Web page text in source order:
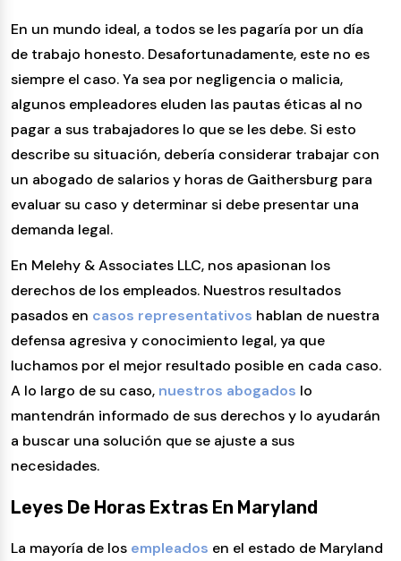
En un mundo ideal, a todos se les pagaría por un día
de trabajo honesto. Desafortunadamente, este no es
siempre el caso. Ya sea por negligencia o malicia,
algunos empleadores eluden las pautas éticas al no
pagar a sus trabajadores lo que se les debe. Si esto
describe su situación, debería considerar trabajar con
un abogado de salarios y horas de Gaithersburg para
evaluar su caso y determinar si debe presentar una
demanda legal.
En Melehy & Associates LLC, nos apasionan los
derechos de los empleados. Nuestros resultados
pasados en casos representativos hablan de nuestra
defensa agresiva y conocimiento legal, ya que
luchamos por el mejor resultado posible en cada caso.
A lo largo de su caso, nuestros abogados lo
mantendrán informado de sus derechos y lo ayudarán
a buscar una solución que se ajuste a sus
necesidades.
Leyes De Horas Extras En Maryland
La mayoría de los empleados en el estado de Maryland